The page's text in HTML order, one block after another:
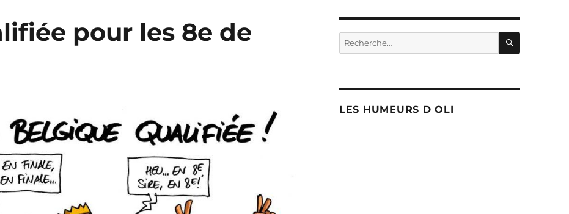
pour les 8e de
Recherche
pour :
LES HUMEURS D OLI